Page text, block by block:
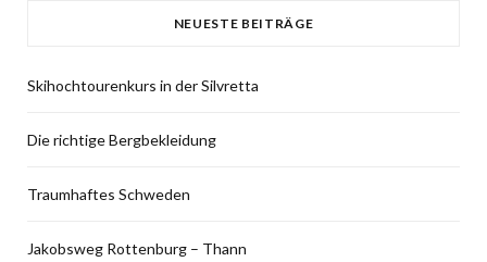
NEUESTE BEITRÄGE
Skihochtourenkurs in der Silvretta
Die richtige Bergbekleidung
Traumhaftes Schweden
Jakobsweg Rottenburg – Thann